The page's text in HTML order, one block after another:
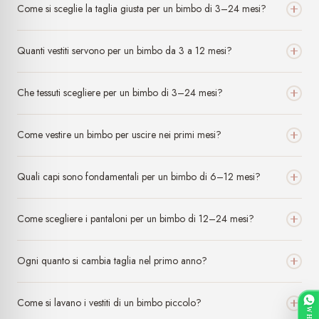
atteggiamento adottato verso chi esprime un pensiero diverso.
soprattutto da come si comunica e da come si trattano le persone.
Come si sceglie la taglia giusta per un bimbo di 3–24 mesi?
Quanti vestiti servono per un bimbo da 3 a 12 mesi?
Che tessuti scegliere per un bimbo di 3–24 mesi?
Come vestire un bimbo per uscire nei primi mesi?
Quali capi sono fondamentali per un bimbo di 6–12 mesi?
Come scegliere i pantaloni per un bimbo di 12–24 mesi?
Ogni quanto si cambia taglia nel primo anno?
Come si lavano i vestiti di un bimbo piccolo?